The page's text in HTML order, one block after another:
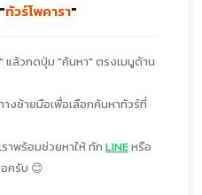
ทัวร์โพคารา"
ล้วกดปุ่ม "ค้นหา" ตรงเมนูด้าน
งซ้ายมือเพื่อเลือกค้นหาทัวร์ที่
าพร้อมช่วยหาให้ ทัก LINEหรือ
ครับ 😊